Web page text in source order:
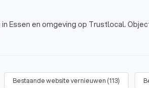
Essen en omgeving op Trustlocal.
Bestaande website vernieuwen (113)